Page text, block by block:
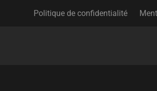
Politique de confidentialité